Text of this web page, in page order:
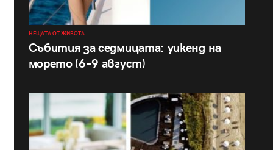
НЕЩАТА ОТ ЖИВОТА
Събития за седмицата: уикенд на
морето (6–9 август)